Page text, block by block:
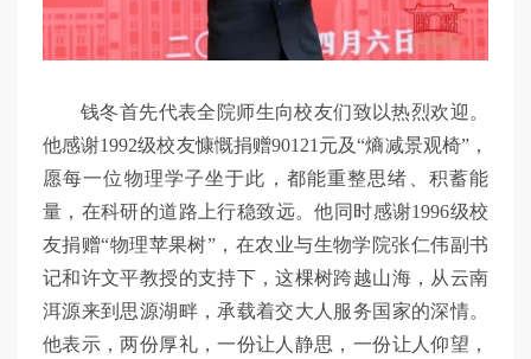
钱冬首先代表全院师生向校友们致以热烈欢迎。
他感谢1992级校友慷慨捐赠90121元及“熵减景观椅”，
愿每一位物理学子坐于此，都能重整思绪、积蓄能
量，在科研的道路上行稳致远。他同时感谢1996级校
友捐赠“物理苹果树”，在农业与生物学院张仁伟副书
记和许文平教授的支持下，这棵树跨越山海，从云南
洱源来到思源湖畔，承载着交大人服务国家的深情。
他表示，两份厚礼，一份让人静思，一份让人仰望，